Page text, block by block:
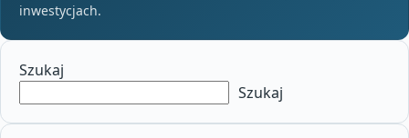
inwestycjach.
Szukaj
Szukaj